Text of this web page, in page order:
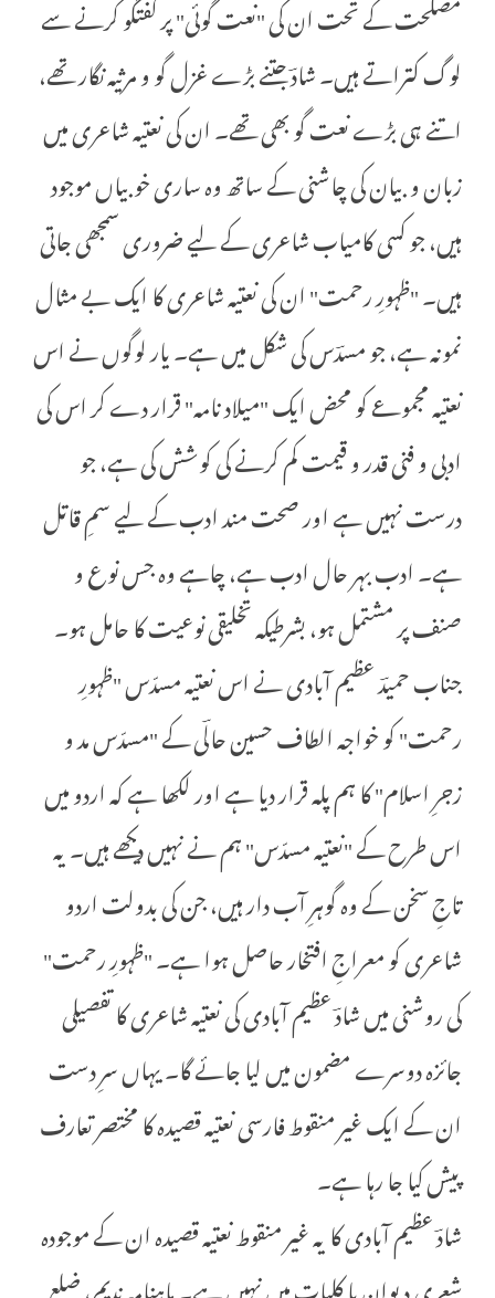
مصلحت کے تحت ان کی "نعت گوئی" پر گفتگو کرنے سے
لوگ کتراتے ہیں۔ شادؔ جتنے بڑے غزل گو و مرثیہ نگار تھے،
اتنے ہی بڑے نعت گو بھی تھے۔ ان کی نعتیہ شاعری میں
زبان و بیان کی چاشنی کے ساتھ وہ ساری خوبیاں موجود
ہیں، جو کسی کامیاب شاعری کے لیے ضروری سمجھی جاتی
ہیں۔ "ظہورِ رحمت" ان کی نعتیہ شاعری کا ایک بے مثال
نمونہ ہے، جو مسدؔس کی شکل میں ہے۔ یار لوگوں نے اس
نعتیہ مجموعے کو محض ایک "میلاد نامہ" قرار دے کر اس کی
ادبی و فنی قدر و قیمت کم کرنے کی کوشش کی ہے، جو
درست نہیں ہے اور صحت مند ادب کے لیے سمِ قاتل
ہے۔ ادب بہر حال ادب ہے، چاہے وہ جس نوع و
صنف پر مشتمل ہو، بشرطیکہ تخلیقی نوعیت کا حامل ہو۔
جناب حمیدؔ عظیم آبادی نے اس نعتیہ مسدّس "ظہورِ
رحمت" کو خواجہ الطاف حسین حالؔی کے "مسدّس مد و
زجرِ اسلام" کا ہم پلہ قرار دیا ہے اور لکھا ہے کہ اردو میں
اس طرح کے "نعتیہ مسدّس" ہم نے نہیں دیکھے ہیں۔ یہ
تاجِ سخن کے وہ گوہرِ آب دار ہیں، جن کی بدولت اردو
شاعری کو معراجِ افتخار حاصل ہوا ہے۔ "ظہورِ رحمت"
کی روشنی میں شادؔ عظیم آبادی کی نعتیہ شاعری کا تفصیلی
جائزہ دوسرے مضمون میں لیا جائے گا۔ یہاں سرِ دست
ان کے ایک غیر منقوط فارسی نعتیہ قصیدہ کا مختصر تعارف
پیش کیا جا رہا ہے۔
شادؔ عظیم آبادی کا یہ غیر منقوط نعتیہ قصیدہ ان کے موجودہ
شعری دیوان یا کلیات میں نہیں ہے۔ ماہنامہ ندیم، ضلع